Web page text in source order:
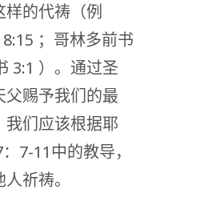
样的代祷（例
；哥林多前书
3:1 ）。通过圣
父赐予我们的最
我们应该根据耶
7-11中的教导，
祈祷。